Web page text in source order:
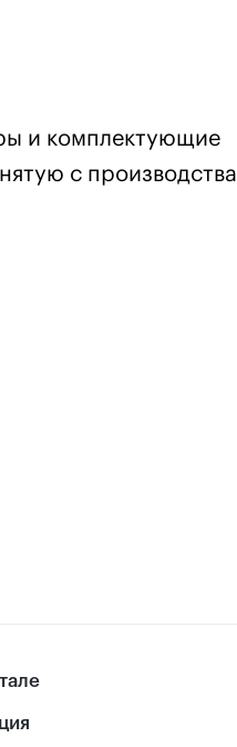
и комплектующие
с производства